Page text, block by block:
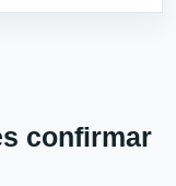
confirmar